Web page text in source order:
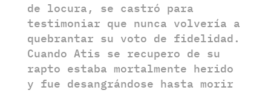
de locura, se castró para
testimoniar que nunca volvería a
quebrantar su voto de fidelidad.
Cuando Atis se recupero de su
rapto estaba mortalmente herido
y fue desangrándose hasta morir